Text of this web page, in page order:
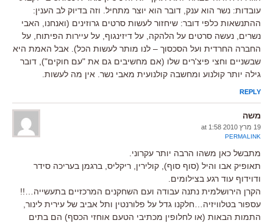
עובדות: נשר הוא ענק, דובר הוא יוצר מתחיל. וזה בדיוק לב הענין:
ההתנשאות כלפי דובר: שיחזור לעשות סרטים גרוזינים (ואנחנו, האבי
נשרים, נעשה סרטים על הלהקה, על דיזינגוף, על עיירות הפיתוח, על
החברה החרדית ועל הסכסוך – לנו מותר לעשות הכל). אבל האמת היא
שבשניים וחצי פיצ'רים שלו (אם מחשיבים גם את "עם חוקים"), דובר
גילה יותר קולנוע ומחשבה קולנועית מאבי נשר. אין מה לעשות.
REPLY
משה
19 מרץ 2010 at 1:58
PERMALINK
מתבשל כאן משהו הרבה יותר עקרוני.
תאופיק אבו והיל (סוף סוף), קולירין, ריקליס, ברגמן בעריכה סידר
ודוידוף עוד רגע בצילומים.
הקרן הירושלמית נתנה עבודה ועם השחקנים המרכזיים בתעשייה…!!
עספור בטלוויזיה…חלקנו גדל על פלורנטין ותל אביב של עירית לינור,
התמות הבאות (או לחלופין מכתיבי הטעם אוחזי הכסף) הם בתים